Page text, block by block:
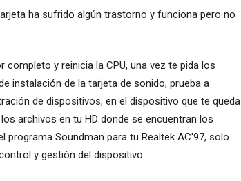
ha sufrido algún trastorno y funciona pero no
y reinicia la CPU, una vez te pida los
instalación de la tarjeta de sonido, prueba a
de dispositivos, en el dispositivo que te queda
archivos en tu HD donde se encuentran los
Soundman para tu Realtek AC'97, solo
y gestión del dispositivo.